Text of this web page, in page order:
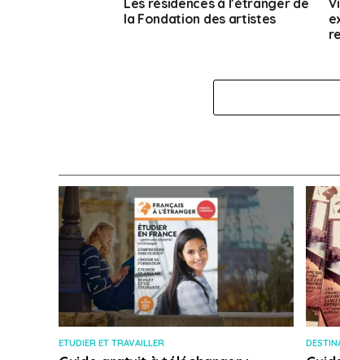
Les résidences à l’étranger de
la Fondation des artistes
ETUDIER ET TRAVAILLER